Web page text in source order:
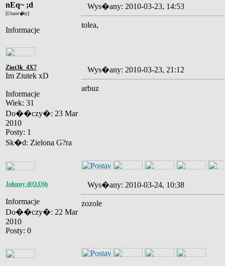
nEq~ ;d
[Usuni�ty]
Informacje
Wys�any: 2010-03-23, 14:53
tolea,
Ziut3k_4X7
Im Ziutek xD
Informacje
Wiek: 31
Do��czy�: 23 Mar
2010
Posty: 1
Sk�d: Zielona G?ra
Wys�any: 2010-03-23, 21:12
arbuz
Johnny d(O.O)b
Informacje
Do��czy�: 22 Mar
2010
Posty: 0
Wys�any: 2010-03-24, 10:38
zozole